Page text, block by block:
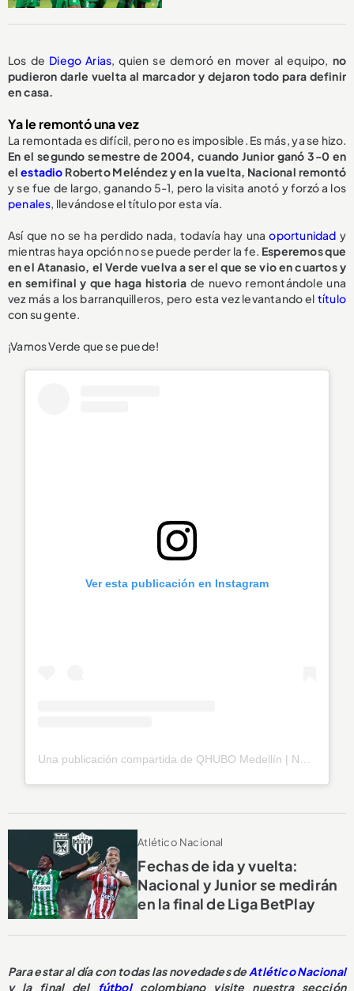
Los de Diego Arias, quien se demoró en mover al equipo, no
pudieron darle vuelta al marcador y dejaron todo para definir
en casa.
Ya le remontó una vez
La remontada es difícil, pero no es imposible. Es más, ya se hizo.
En el segundo semestre de 2004, cuando Junior ganó 3-0 en
elestadio Roberto Meléndez y en la vuelta, Nacional remontó
y se fue de largo, ganando 5-1, pero la visita anotó y forzó a los
penales, llevándose el título por esta vía.
Así que no se ha perdido nada, todavía hay unaoportunidad y
mientras haya opción no se puede perder la fe. Esperemos que
en el Atanasio, el Verde vuelva a ser el que se vio en cuartos y
en semifinal y que haga historia de nuevo remontándole una
vez más a los barranquilleros, pero esta vez levantando el título
con su gente.
¡Vamos Verde que se puede!
Ver esta publicación en Instagram
Atlético Nacional
Fechas de ida y vuelta:
Nacional y Junior se medirán
en la final de Liga BetPlay
Para estar al día con todas las novedades deAtlético Nacional
y la final del
fútbol colombiano visite nuestra sección